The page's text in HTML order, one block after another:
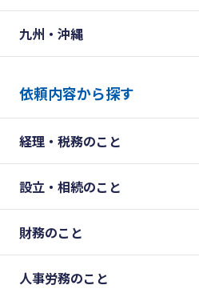
九州・沖縄
依頼内容から探す
経理・税務のこと
設立・相続のこと
財務のこと
人事労務のこと